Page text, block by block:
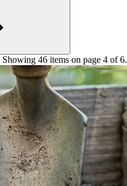
Showing 46 items on page 4 of 6.